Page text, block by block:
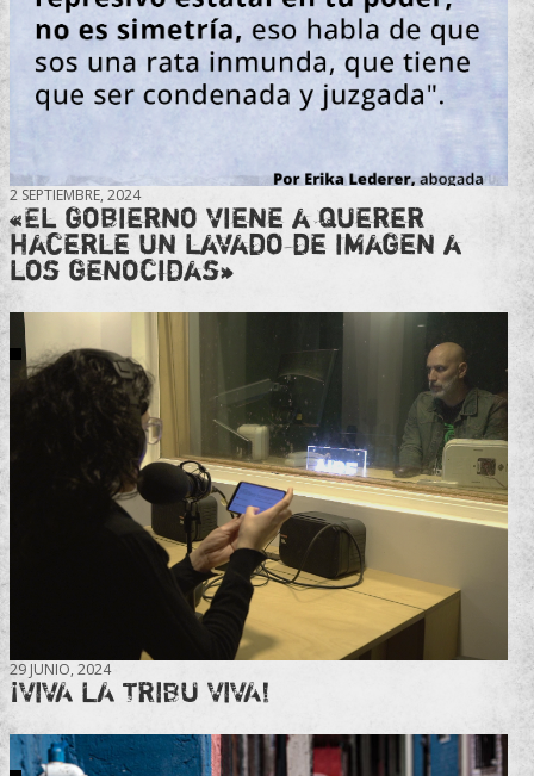
2 SEPTIEMBRE, 2024
«El gobierno viene a querer
hacerle un lavado de imagen a
los genocidas»
29 JUNIO, 2024
¡VIVA LA TRIBU VIVA!